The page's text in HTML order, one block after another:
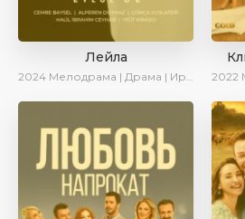
Лейла
2024 Мелодрама | Драма | Ирина Котова | AveTurk | AlisaDirilis | Сериалы 2024 2022